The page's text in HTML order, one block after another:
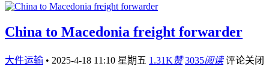
China to Macedonia freight forwarder
大件运输 • 2025-4-18 11:10 星期五 1.31K赞 3035阅读 评论关闭